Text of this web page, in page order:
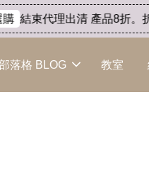
出清 產品8折。折扣後金額
落格 BLOG 教室